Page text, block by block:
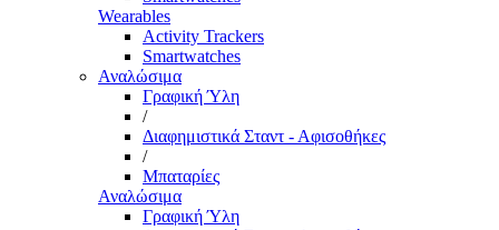
Wearables
Activity Trackers
Smartwatches
Αναλώσιμα
Γραφική Ύλη
/
Διαφημιστικά Σταντ - Αφισοθήκες
/
Μπαταρίες
Αναλώσιμα
Γραφική Ύλη